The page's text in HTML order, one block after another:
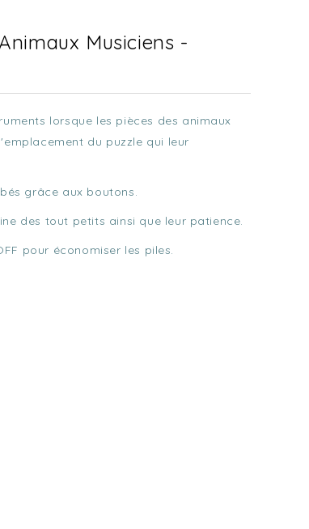
Musiciens -
lorsque les pièces des animaux
du puzzle qui leur
grâce aux boutons.
des tout petits ainsi que leur patience.
pour économiser les piles.